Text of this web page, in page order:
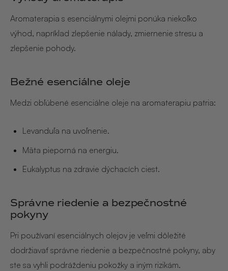
Aromaterapia s esenciálnymi olejmi ponúka niekoľko
výhod, napríklad zlepšenie nálady, zmiernenie stresu a
zlepšenie pohody.
Bežné esenciálne oleje
Medzi obľúbené esenciálne oleje na aromaterapiu patria:
Levanduľa na uvoľnenie.
Mäta pieporná na energiu.
Eukalyptus na zdravie dýchacích ciest.
Správne riedenie a bezpečnostné
pokyny
Pri používaní esenciálnych olejov je veľmi dôležité
dodržiavať správne riedenie a bezpečnostné pokyny, aby
ste sa vyhli podráždeniu pokožky a iným rizikám.